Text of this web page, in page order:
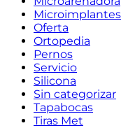
Microimplantes
Oferta
Ortopedia
Pernos
Servicio
Silicona
Sin categorizar
Tapabocas
Tiras Met